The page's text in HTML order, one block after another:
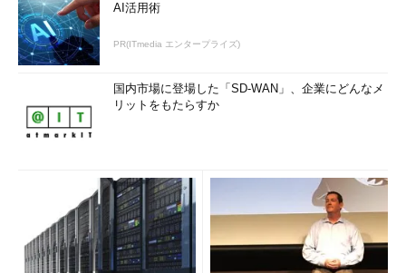
AI活用術
PR(ITmedia エンタープライズ)
国内市場に登場した「SD-WAN」、企業にどんなメ
リットをもたらすか